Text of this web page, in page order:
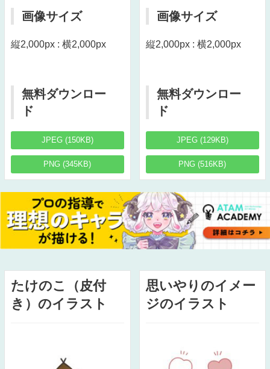
画像サイズ
縦2,000px : 横2,000px
無料ダウンロー
ド
JPEG (150KB)
PNG (345KB)
画像サイズ
縦2,000px : 横2,000px
無料ダウンロー
ド
JPEG (129KB)
PNG (516KB)
たけのこ（皮付
き）のイラスト
思いやりのイメー
ジのイラスト